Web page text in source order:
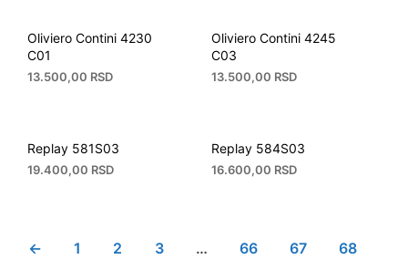
Oliviero Contini 4230
C01
13.500,00 RSD
Oliviero Contini 4245
C03
13.500,00 RSD
Replay 581S03
19.400,00 RSD
Replay 584S03
16.600,00 RSD
← 1 2 3 … 66 67
68